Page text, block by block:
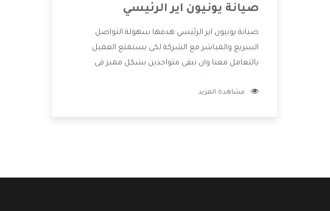
صيانة يونيون اير الرئيسي
صيانة يونيون اير الرئيسي هدفها سهولة التواصل
السريع والمباشر مع الشركة لكى يستمتع العميل
بالتعامل معنا وان نبقى متواجدين بشكل مميز فى
للعميل وان يستمتع بالخدمات التى تنفرد الشركة بها
مشاهدة المزيد